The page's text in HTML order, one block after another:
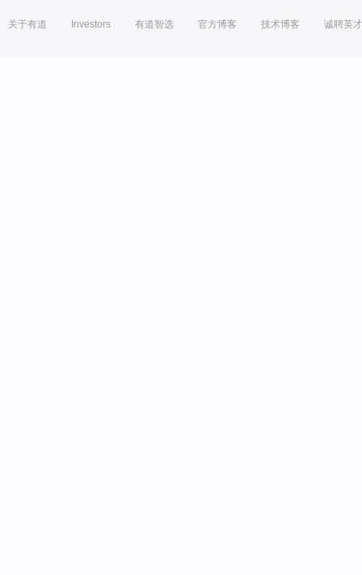
关于有道 Investors 有道智选 官方博客 技术博客 诚聘英才